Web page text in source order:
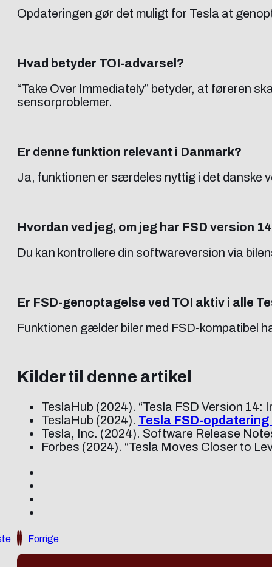
Opdateringen gør det muligt for Tesla at
Hvad betyder TOI-advarsel?
“Take Over Immediately” betyder, at føreren
sensorproblemer.
Er denne funktion relevant i Danmark?
Ja, funktionen er særdeles nyttig i det danske
Hvordan ved jeg, om jeg har FSD version
Du kan kontrollere din softwareversion via
Er FSD-genoptagelse ved TOI aktiv i alle
Funktionen gælder biler med FSD-kompatibel
Kilder til denne artikel
TeslaHub (2024). “Tesla FSD Version 14:
TeslaHub (2024). Tesla FSD-opdatering
Tesla, Inc. (2024). Software Release
Forbes (2024). “Tesla Moves Closer to
Forrige